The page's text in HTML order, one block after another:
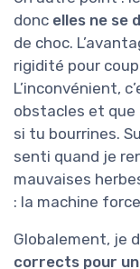
donc elles ne se
de choc.
rigidité pour
L’inconvénient,
obstacles et que
si tu bourrines.
senti quand je
mauvaises
: la machine
Globalement, je
corrects pour